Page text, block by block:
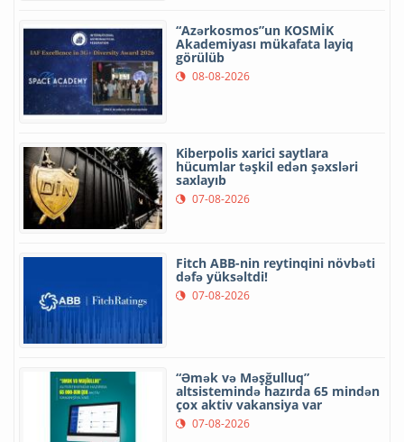
“Azərkosmos”un KOSMİK
Akademiyası mükafata layiq
görülüb
08-08-2026
Kiberpolis xarici saytlara
hücumlar təşkil edən şəxsləri
saxlayıb
07-08-2026
Fitch ABB-nin reytinqini növbəti
dəfə yüksəltdi!
07-08-2026
“Əmək və Məşğulluq”
altsistemində hazırda 65 mindən
çox aktiv vakansiya var
07-08-2026